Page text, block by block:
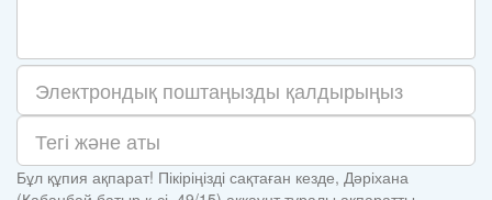
Бұл құпия ақпарат! Пікіріңізді сақтаған кезде, Дәріхана